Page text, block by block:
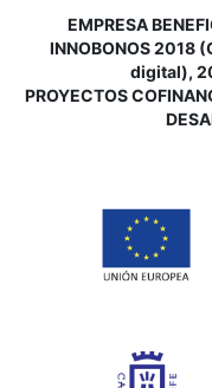
EMPRESA
INNOBONOS 2018
digital),
PROYECTOS